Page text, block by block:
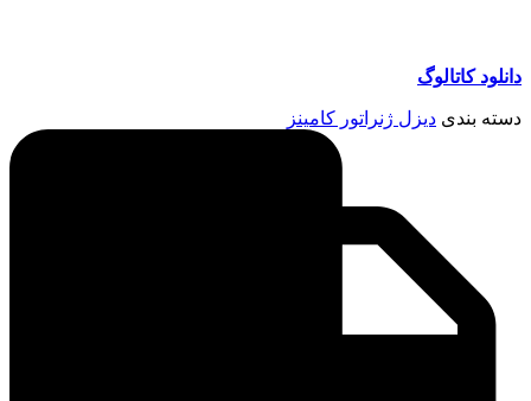
دانلود کاتالوگ
دسته بندی دیزل ژنراتور کامینز